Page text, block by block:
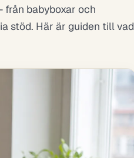
från babyboxar och
stöd. Här är guiden till vad